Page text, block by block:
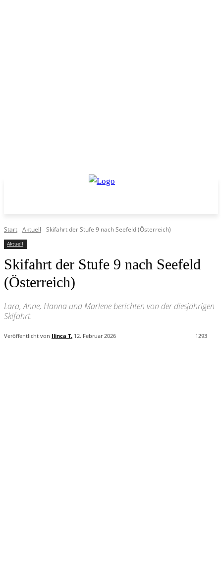
Start Aktuell Skifahrt der Stufe 9 nach Seefeld (Österreich)
Aktuell
Skifahrt der Stufe 9 nach Seefeld
(Österreich)
Lara, Anne, Hanna und Marlene berichten von der diesjährigen
Skifahrt.
Veröffentlicht von Ilinca T. 12. Februar 2026 1293